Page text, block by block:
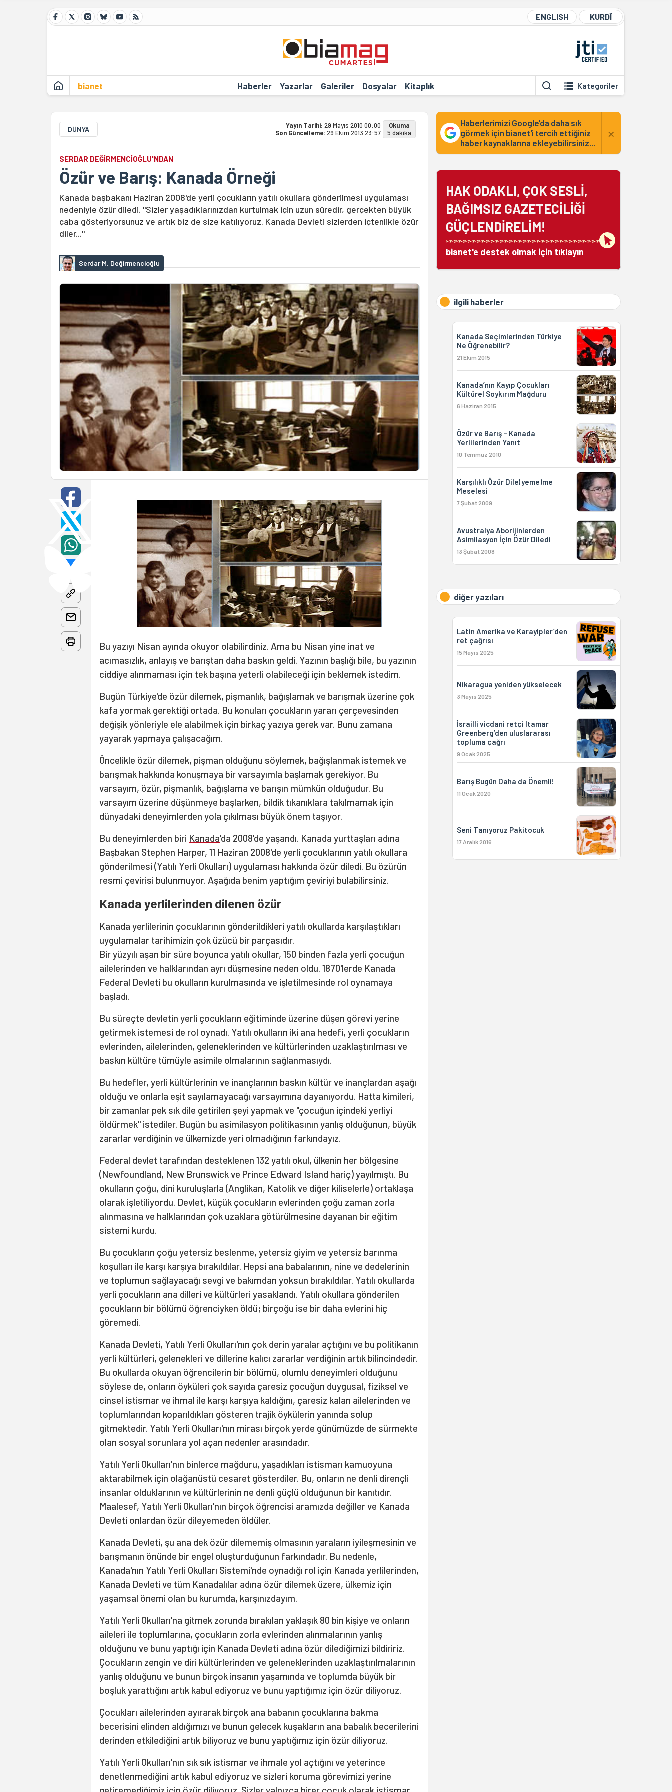
ENGLISH KURDÎ
bianet Haberler Yazarlar Galeriler Dosyalar Kitaplık Kategoriler
DÜNYA Yayın Tarihi: 29 Mayıs 2010 00:00
Son Güncelleme: 29 Ekim 2013 23:57
Okuma
5 dakika
SERDAR DEĞİRMENCİOĞLU'NDAN
Özür ve Barış: Kanada Örneği
Kanada başbakanı Haziran 2008'de yerli çocukların yatılı okullara gönderilmesi uygulaması
nedeniyle özür diledi. "Sizler yaşadıklarınızdan kurtulmak için uzun süredir, gerçekten büyük
çaba gösteriyorsunuz ve artık biz de size katılıyoruz. Kanada Devleti sizlerden içtenlikle özür
diler..."
Serdar M. Değirmencioğlu
Bu yazıyı Nisan ayında okuyor olabilirdiniz. Ama bu Nisan yine inat ve
acımasızlık, anlayış ve barıştan daha baskın geldi. Yazının başlığı bile, bu yazının
ciddiye alınmaması için tek başına yeterli olabileceği için beklemek istedim.
Bugün Türkiye'de özür dilemek, pişmanlık, bağışlamak ve barışmak üzerine çok
kafa yormak gerektiği ortada. Bu konuları çocukların yararı çerçevesinden
değişik yönleriyle ele alabilmek için birkaç yazıya gerek var. Bunu zamana
yayarak yapmaya çalışacağım.
Öncelikle özür dilemek, pişman olduğunu söylemek, bağışlanmak istemek ve
barışmak hakkında konuşmaya bir varsayımla başlamak gerekiyor. Bu
varsayım, özür, pişmanlık, bağışlama ve barışın mümkün olduğudur. Bu
varsayım üzerine düşünmeye başlarken, bildik tıkanıklara takılmamak için
dünyadaki deneyimlerden yola çıkılması büyük önem taşıyor.
Bu deneyimlerden biri Kanada'da 2008'de yaşandı. Kanada yurttaşları adına
Başbakan Stephen Harper, 11 Haziran 2008'de yerli çocuklarının yatılı okullara
gönderilmesi (Yatılı Yerli Okulları) uygulaması hakkında özür diledi. Bu özürün
resmi çevirisi bulunmuyor. Aşağıda benim yaptığım çeviriyi bulabilirsiniz.
Kanada yerlilerinden dilenen özür
Kanada yerlilerinin çocuklarının gönderildikleri yatılı okullarda karşılaştıkları
uygulamalar tarihimizin çok üzücü bir parçasıdır.
Bir yüzyılı aşan bir süre boyunca yatılı okullar, 150 binden fazla yerli çocuğun
ailelerinden ve halklarından ayrı düşmesine neden oldu. 1870'lerde Kanada
Federal Devleti bu okulların kurulmasında ve işletilmesinde rol oynamaya
başladı.
Bu süreçte devletin yerli çocukların eğitiminde üzerine düşen görevi yerine
getirmek istemesi de rol oynadı. Yatılı okulların iki ana hedefi, yerli çocukların
evlerinden, ailelerinden, geleneklerinden ve kültürlerinden uzaklaştırılması ve
baskın kültüre tümüyle asimile olmalarının sağlanmasıydı.
Bu hedefler, yerli kültürlerinin ve inançlarının baskın kültür ve inançlardan aşağı
olduğu ve onlarla eşit sayılamayacağı varsayımına dayanıyordu. Hatta kimileri,
bir zamanlar pek sık dile getirilen şeyi yapmak ve "çocuğun içindeki yerliyi
öldürmek" istediler. Bugün bu asimilasyon politikasının yanlış olduğunun, büyük
zararlar verdiğinin ve ülkemizde yeri olmadığının farkındayız.
Federal devlet tarafından desteklenen 132 yatılı okul, ülkenin her bölgesine
(Newfoundland, New Brunswick ve Prince Edward Island hariç) yayılmıştı. Bu
okulların çoğu, dini kuruluşlarla (Anglikan, Katolik ve diğer kiliselerle) ortaklaşa
olarak işletiliyordu. Devlet, küçük çocukların evlerinden çoğu zaman zorla
alınmasına ve halklarından çok uzaklara götürülmesine dayanan bir eğitim
sistemi kurdu.
Bu çocukların çoğu yetersiz beslenme, yetersiz giyim ve yetersiz barınma
koşulları ile karşı karşıya bırakıldılar. Hepsi ana babalarının, nine ve dedelerinin
ve toplumun sağlayacağı sevgi ve bakımdan yoksun bırakıldılar. Yatılı okullarda
yerli çocukların ana dilleri ve kültürleri yasaklandı. Yatılı okullara gönderilen
çocukların bir bölümü öğrenciyken öldü; birçoğu ise bir daha evlerini hiç
göremedi.
Kanada Devleti, Yatılı Yerli Okulları'nın çok derin yaralar açtığını ve bu politikanın
yerli kültürleri, gelenekleri ve dillerine kalıcı zararlar verdiğinin artık bilincindedir.
Bu okullarda okuyan öğrencilerin bir bölümü, olumlu deneyimleri olduğunu
söylese de, onların öyküleri çok sayıda çaresiz çocuğun duygusal, fiziksel ve
cinsel istismar ve ihmal ile karşı karşıya kaldığını, çaresiz kalan ailelerinden ve
toplumlarından koparıldıkları gösteren trajik öykülerin yanında solup
gitmektedir. Yatılı Yerli Okulları'nın mirası birçok yerde günümüzde de sürmekte
olan sosyal sorunlara yol açan nedenler arasındadır.
Yatılı Yerli Okulları'nın binlerce mağduru, yaşadıkları istismarı kamuoyuna
aktarabilmek için olağanüstü cesaret gösterdiler. Bu, onların ne denli dirençli
insanlar olduklarının ve kültürlerinin ne denli güçlü olduğunun bir kanıtıdır.
Maalesef, Yatılı Yerli Okulları'nın birçok öğrencisi aramızda değiller ve Kanada
Devleti onlardan özür dileyemeden öldüler.
Kanada Devleti, şu ana dek özür dilememiş olmasının yaraların iyileşmesinin ve
barışmanın önünde bir engel oluşturduğunun farkındadır. Bu nedenle,
Kanada'nın Yatılı Yerli Okulları Sistemi'nde oynadığı rol için Kanada yerlilerinden,
Kanada Devleti ve tüm Kanadalılar adına özür dilemek üzere, ülkemiz için
yaşamsal önemi olan bu kurumda, karşınızdayım.
Yatılı Yerli Okulları'na gitmek zorunda bırakılan yaklaşık 80 bin kişiye ve onların
aileleri ile toplumlarına, çocukların zorla evlerinden alınmalarının yanlış
olduğunu ve bunu yaptığı için Kanada Devleti adına özür dilediğimizi bildiririz.
Çocukların zengin ve diri kültürlerinden ve geleneklerinden uzaklaştırılmalarının
yanlış olduğunu ve bunun birçok insanın yaşamında ve toplumda büyük bir
boşluk yarattığını artık kabul ediyoruz ve bunu yaptığımız için özür diliyoruz.
Çocukları ailelerinden ayırarak birçok ana babanın çocuklarına bakma
becerisini elinden aldığımızı ve bunun gelecek kuşakların ana babalık becerilerini
derinden etkilediğini artık biliyoruz ve bunu yaptığımız için özür diliyoruz.
Yatılı Yerli Okulları'nın sık sık istismar ve ihmale yol açtığını ve yeterince
denetlenmediğini artık kabul ediyoruz ve sizleri koruma görevimizi yerine
Haberlerimizi Google'da daha sık
görmek için bianet'i tercih ettiğiniz
haber kaynaklarına ekleyebilirsiniz...
×
HAK ODAKLI, ÇOK SESLİ,
BAĞIMSIZ GAZETECİLİĞİ
GÜÇLENDİRELİM!
bianet'e destek olmak için tıklayın
ilgili haberler
Kanada Seçimlerinden Türkiye
Ne Öğrenebilir?
21 Ekim 2015
Kanada’nın Kayıp Çocukları
Kültürel Soykırım Mağduru
6 Haziran 2015
Özür ve Barış – Kanada
Yerlilerinden Yanıt
10 Temmuz 2010
Karşılıklı Özür Dile(yeme)me
Meselesi
7 Şubat 2009
Avustralya Aborijinlerden
Asimilasyon İçin Özür Diledi
13 Şubat 2008
diğer yazıları
Latin Amerika ve Karayipler’den
ret çağrısı
15 Mayıs 2025
Nikaragua yeniden yükselecek
3 Mayıs 2025
İsrailli vicdani retçi Itamar
Greenberg’den uluslararası
topluma çağrı
9 Ocak 2025
Barış Bugün Daha da Önemli!
11 Ocak 2020
Seni Tanıyoruz Pakitocuk
17 Aralık 2016